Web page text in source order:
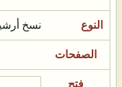
نسخ